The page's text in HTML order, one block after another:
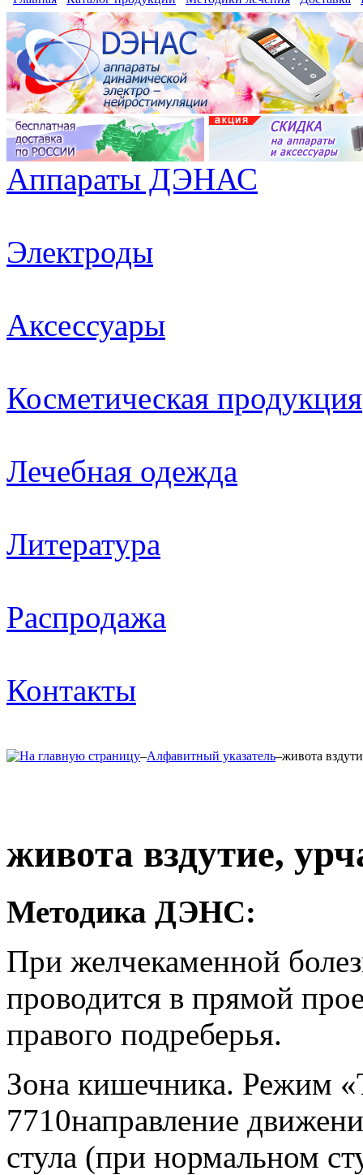
Аппараты ДЭНАС
Электроды
Аксессуары
Косметическая продукция
Лечебная одежда
Литература
Распродажа
Контакты
–Алфавитный указатель–живота
живота вздутие,
Методика ДЭНС:
При желчекаменной
проводится в прямой
правого подреберья.
Зона кишечника. Режим
7710направление
стула (при нормальном